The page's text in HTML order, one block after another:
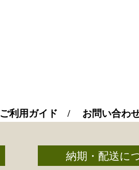
ご利用ガイド お問い合わ
納期・配送に